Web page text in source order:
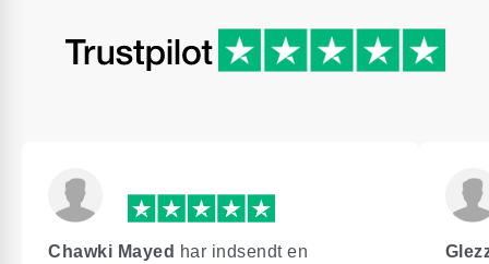
Chawki Mayed har indsendt en